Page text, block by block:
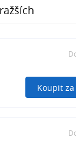
Koupit za